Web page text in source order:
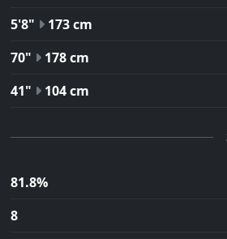
5'8" 173 cm
70"
178 cm
41"
104 cm
81.8%
8